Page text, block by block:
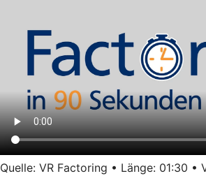
Quelle: VR Factoring • Länge: 01:30 •